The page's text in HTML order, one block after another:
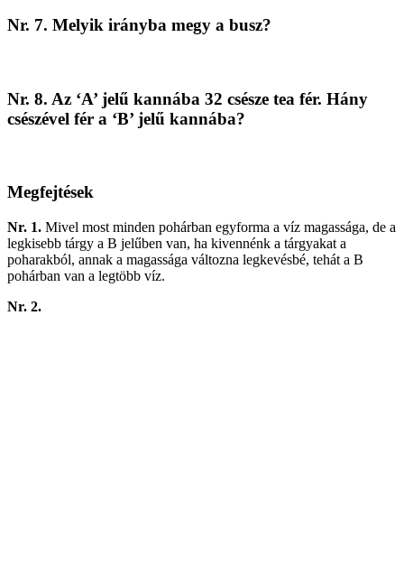
Nr. 7. Melyik irányba megy a busz?
Nr. 8. Az ‘A’ jelű kannába 32 csésze tea fér. Hány
csészével fér a ‘B’ jelű kannába?
Megfejtések
Nr. 1. Mivel most minden pohárban egyforma a víz magassága, de a
legkisebb tárgy a B jelűben van, ha kivennénk a tárgyakat a
poharakból, annak a magassága változna legkevésbé, tehát a B
pohárban van a legtöbb víz.
Nr. 2.